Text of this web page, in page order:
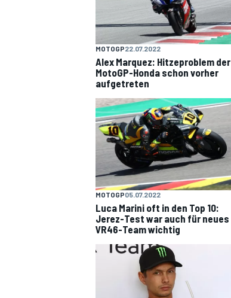
SPORTWAGEN
MOTOGP22.07.2022
Alex Marquez: Hitzeproblem der
MotoGP-Honda schon vorher
aufgetreten
MOTOGP05.07.2022
Luca Marini oft in den Top 10:
Jerez-Test war auch für neues
VR46-Team wichtig